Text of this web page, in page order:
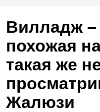
Вилладж
похожая
такая же
Жалюзи